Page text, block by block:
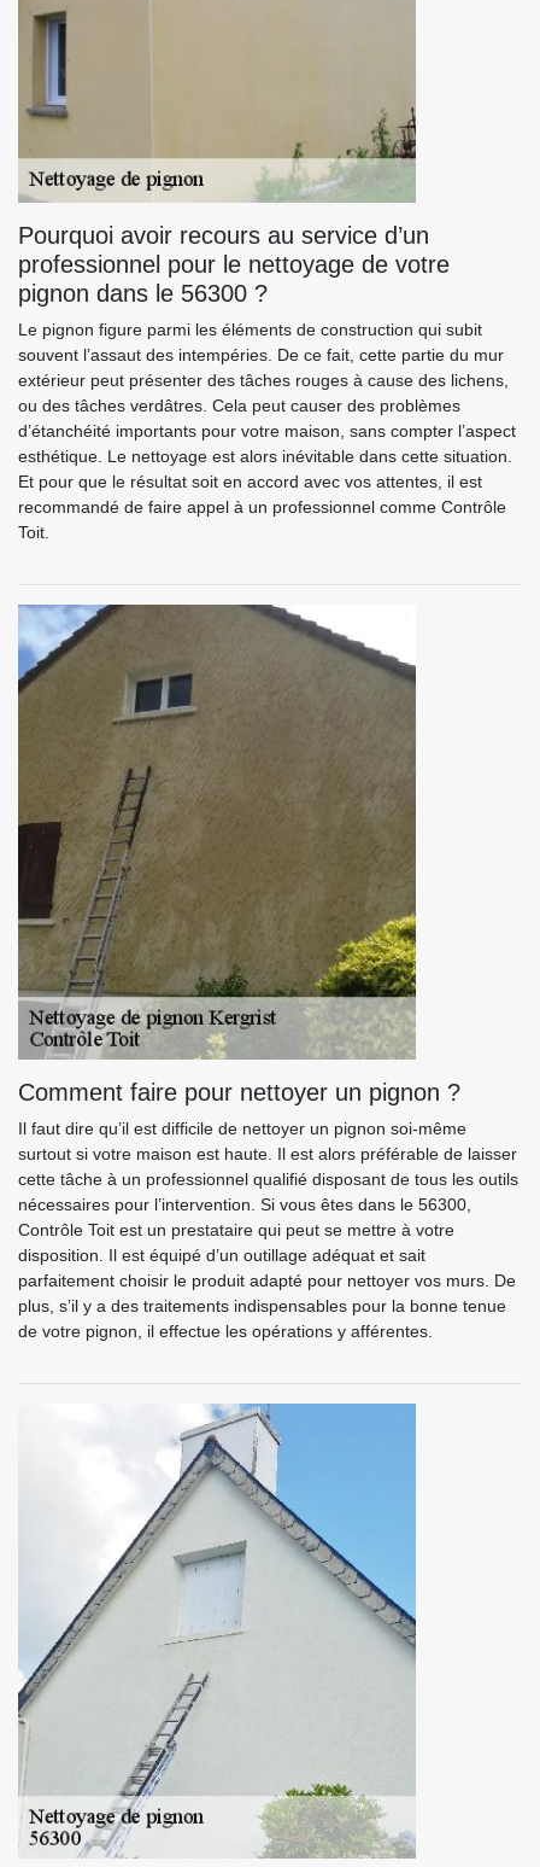
Pourquoi avoir recours au service d’un
professionnel pour le nettoyage de votre
pignon dans le 56300 ?
Le pignon figure parmi les éléments de construction qui subit
souvent l’assaut des intempéries. De ce fait, cette partie du mur
extérieur peut présenter des tâches rouges à cause des lichens,
ou des tâches verdâtres. Cela peut causer des problèmes
d’étanchéité importants pour votre maison, sans compter l’aspect
esthétique. Le nettoyage est alors inévitable dans cette situation.
Et pour que le résultat soit en accord avec vos attentes, il est
recommandé de faire appel à un professionnel comme Contrôle
Toit.
Comment faire pour nettoyer un pignon ?
Il faut dire qu’il est difficile de nettoyer un pignon soi-même
surtout si votre maison est haute. Il est alors préférable de laisser
cette tâche à un professionnel qualifié disposant de tous les outils
nécessaires pour l’intervention. Si vous êtes dans le 56300,
Contrôle Toit est un prestataire qui peut se mettre à votre
disposition. Il est équipé d’un outillage adéquat et sait
parfaitement choisir le produit adapté pour nettoyer vos murs. De
plus, s’il y a des traitements indispensables pour la bonne tenue
de votre pignon, il effectue les opérations y afférentes.